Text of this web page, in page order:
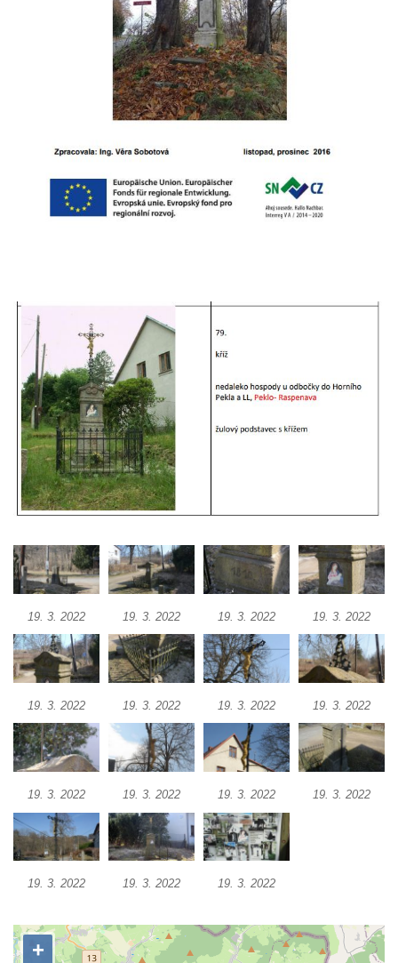
Kříž na návsi v Dobrčicích
Kříž u domu čp. 3 v Chrámcích
Kříž u polní cesty severozápadně od Kozel
Údajný kříž na návsi v Kozlech
Centrální kříž hřbitova v Kozlech
Kříž východně od Oparna u cesty na Lovoš
Kříž na rozcestí u domu čp. 49 ve Svojkově
Boží muka svatého Floriána v Mezné
Neugebauerův kříž východně od Sloupu v
Čechách
Kříž u kostela Zvěstování Panny Marie v
Duchcově
Údajný kříž před kostelem svatých Petra a
Pavla v Jeníkově
Kříž na návsi v Jeníkově
Kříž na křižovatce v Teplické ulici v Lahošti
od Mikulášovic
Kříž na rozcestí u domu čp. 123 v
Mikulášovicích
Wäberův kříž v zahradě domu čp. 184 v
Mikulášovicích
Posteltův kříž naproti domu ev.č. 29 v
Mikulášovicích
Kříž Neubaukreuz u domu čp. 698 v
Mikulášovicích
Kříž manželů Endlerových u továrního
objektu v Mikulášovicích
Kříž u rozcestí k větrnému mlýnu Světlík v
Horním Podluží
19. 3. 2022 19. 3. 2022 19. 3. 2022 19. 3. 2022
19. 3. 2022 19. 3. 2022 19. 3. 2022 19. 3. 2022
19. 3. 2022 19. 3. 2022 19. 3. 2022 19. 3. 2022
19. 3. 2022 19. 3. 2022 19. 3. 2022